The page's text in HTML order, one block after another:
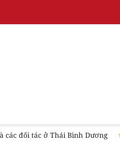
địa chính trị kìm hãm tăng